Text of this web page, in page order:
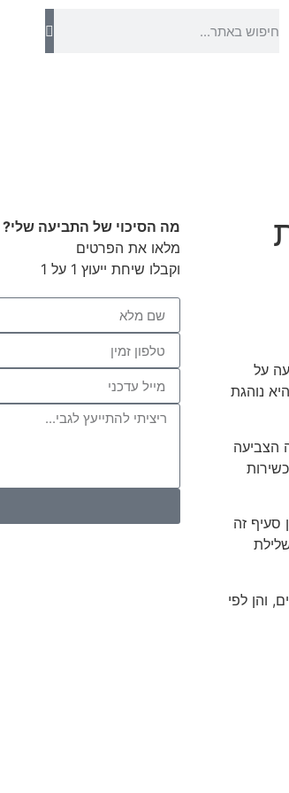
על
נוהגת
הצביעה
במקרה זה, שכן סעיף זה
והן לפי
מה הסיכוי של התביעה שלי?
מלאו את הפרטים
וקבלו שיחת ייעוץ 1 על 1